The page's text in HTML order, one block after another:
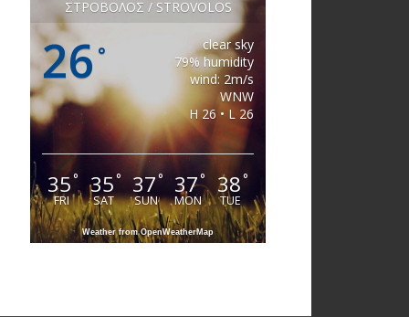
ΣΤΡΟΒΟΛΟΣ / STROVOLOS
26 °
clear sky
79% humidity
wind: 2m/s
WNW
H 26 • L 26
35°
FRI
35°
SAT
37°
SUN
37°
MON
38°
TUE
Weather from OpenWeatherMap